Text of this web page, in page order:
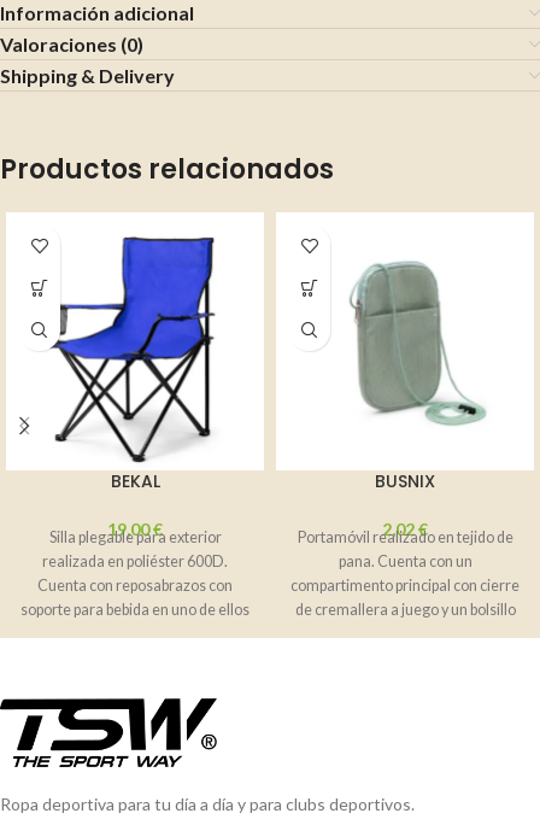
Información adicional
Valoraciones (0)
Shipping & Delivery
Productos relacionados
BEKAL
19,00€
Silla plegable para exterior
realizada en poliéster 600D.
Cuenta con reposabrazos con
soporte para bebida en uno de ellos
para
BUSNIX
2,02€
Portamóvil realizado en tejido de
pana. Cuenta con un
compartimento principal con cierre
de cremallera a juego y un bolsillo
Ropa deportiva para tu día a día y para clubs deportivos.